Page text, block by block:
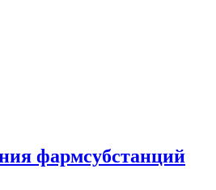
фармсубстанций